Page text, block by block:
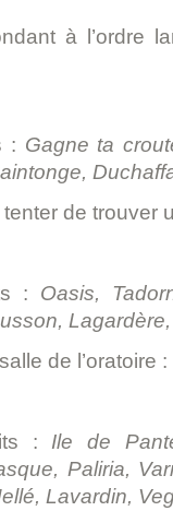
à l’ordre
: Gagne ta
de trouver
: Oasis,
de l’oratoire
: Ile de
Paliria,
Lavardin,